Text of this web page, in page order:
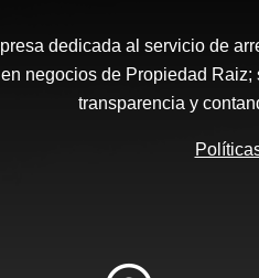
dedicada al servicio de
negocios de Propiedad Raiz;
transparencia y